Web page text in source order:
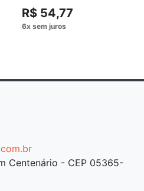
R$ 54,77
Centenário - CEP 05365-